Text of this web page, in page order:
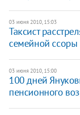
03 июня 2010, 15:03
Таксист
семейной ссоры
03 июня 2010, 15:00
100 дней
пенсионного